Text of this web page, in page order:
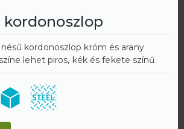
kordonoszlop króm és arany
lehet piros, kék és fekete színű.